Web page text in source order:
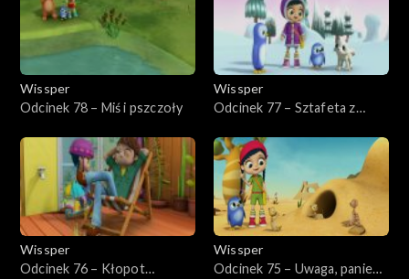
Wissper
Odcinek 78 – Miś i pszczoły
Wissper
Odcinek 77 – Sztafeta z
Wissper
Odcinek 76 – Kłopot
Wissper
Odcinek 75 – Uwaga, panie